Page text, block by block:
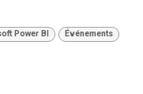
Power BI Événements